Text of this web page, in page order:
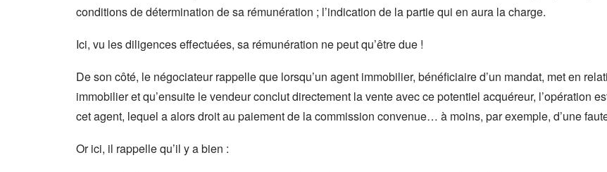
conditions de détermination de sa rémunération ; l’indication de la partie qui en aura la charge.
Ici, vu les diligences effectuées, sa rémunération ne peut qu’être due !
De son côté, le négociateur rappelle que lorsqu’un agent immobilier, bénéficiaire d’un mandat, met en
immobilier et qu’ensuite le vendeur conclut directement la vente avec ce potentiel acquéreur, l’opération
cet agent, lequel a alors droit au paiement de la commission convenue… à moins, par exemple, d’une
Or ici, il rappelle qu’il y a bien :